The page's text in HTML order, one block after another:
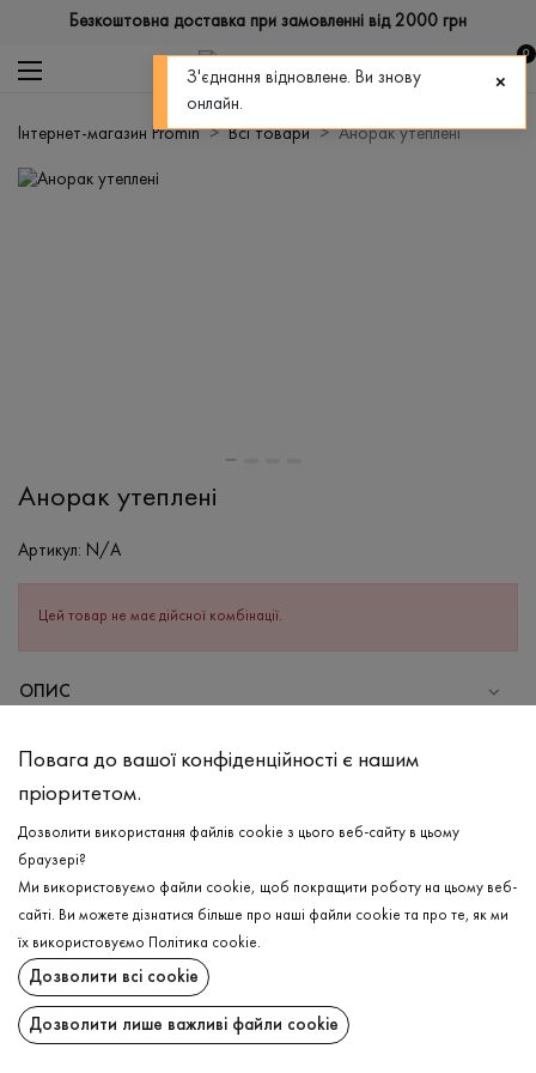
Безкоштовна доставка при замовленні від 2000 грн
0
Інтернет-магазин Promin Всі товари Анорак утеплені
Анорак утеплені
Артикул: N/A
Цей товар не має дійсної комбінації.
ОПИС
Бавовна - 100%
Прання в теплій воді (до 40°С)
Відбілювання заборонено
Прасувати при високій температурі
Можна віджимати і сушити в пральній машині
Хімчистка дозволена
ДОСТАВКА
ПОВЕРНЕННЯ
Повага до вашої конфіденційності є нашим
пріоритетом.
Дозволити використання файлів cookie з цього веб-сайту в цьому
браузері?
Ми використовуємо файли cookie, щоб покращити роботу на цьому веб-
сайті. Ви можете дізнатися більше про наші файли cookie та про те, як ми
їх використовуємо
Політика cookie.
Дозволити всі cookie
Дозволити лише важливі файли cookie
З'єднання відновлене. Ви знову
онлайн.